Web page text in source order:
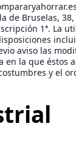
de Bruselas,
1ª.
aviso las
la que
y el